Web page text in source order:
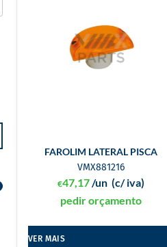
FAROLIM LATERAL PISCA
VMX881216
€47,17 (c/ iva)
/un
pedir orçamento
VER MAIS